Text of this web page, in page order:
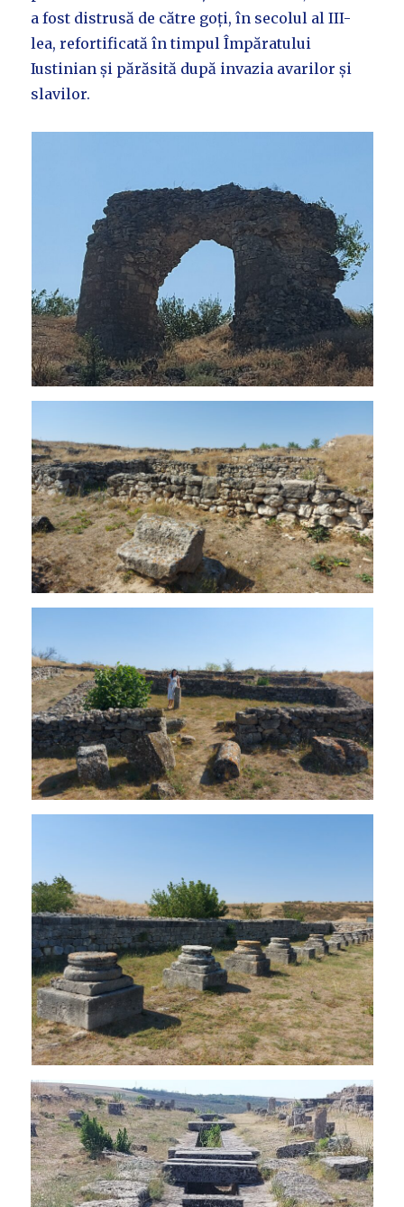
a fost distrusă de către goți, în secolul al III-
lea, refortificată în timpul Împăratului
Iustinian și părăsită după invazia avarilor și
slavilor.